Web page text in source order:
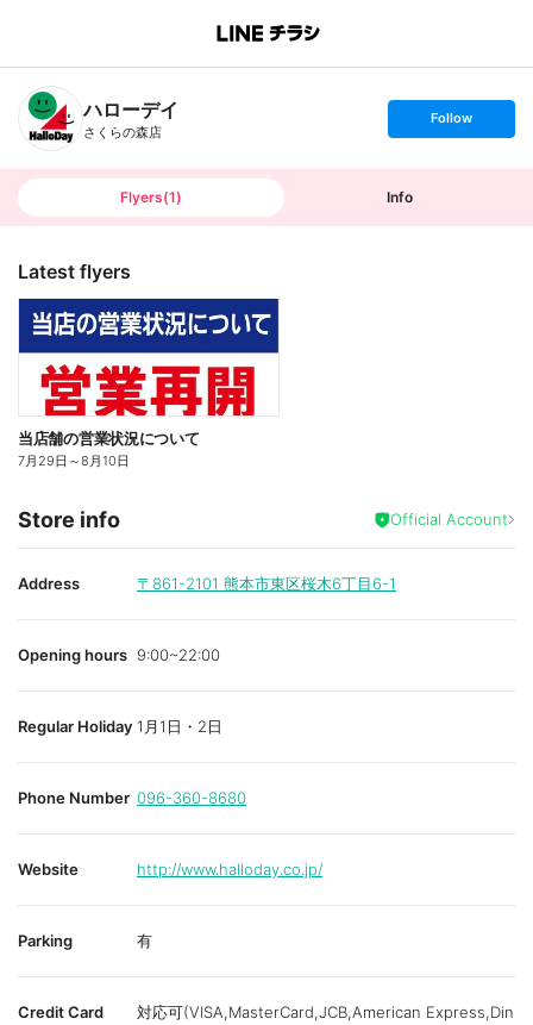
B
n
T
ハローデイ
さくらの森店
s
t
o
Follow
Flyers(1) Info
Latest flyers
当店舗の営業状況について
7月29日 ～8月10日
Store info Official Account
Address 〒861-2101 熊本市東区桜木6丁目6-1
Opening hours 9:00~22:00
Regular Holiday 1月1日・2日
Phone Number 096-360-8680
Website http://www.halloday.co.jp/
Parking 有
Credit Card
対応可(VISA,MasterCard,JCB,American Express,Din